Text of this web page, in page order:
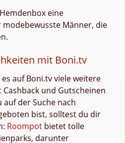
eine
Männer, die
mit Boni.tv
auf Boni.tv viele weitere
und Gutscheinen
der Suche nach
bist, solltest du dir
Roompot bietet tolle
darunter